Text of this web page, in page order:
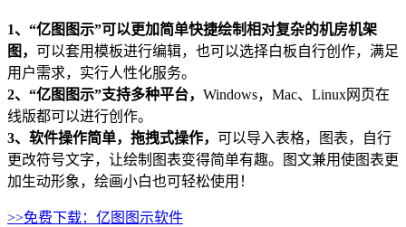
1、“亿图图示”可以更加简单快捷绘制相对复杂的机房机架
图， 可以套用模板进行编辑，也可以选择白板自行创作，满足
用户需求，实行人性化服务。
2、“亿图图示”支持多种平台， Windows，Mac、Linux网页在
线版都可以进行创作。
3、软件操作简单，拖拽式操作， 可以导入表格，图表，自行
更改符号文字，让绘制图表变得简单有趣。图文兼用使图表更
加生动形象，绘画小白也可轻松使用！
>>免费下载：亿图图示软件